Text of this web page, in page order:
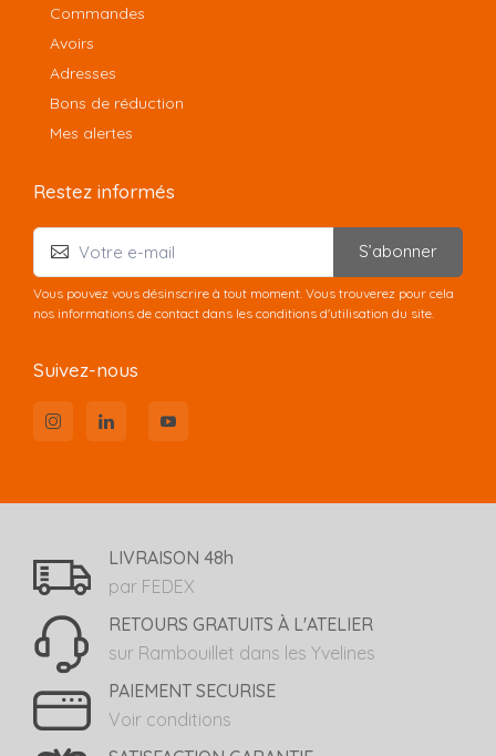
Commandes
Avoirs
Adresses
Bons de réduction
Mes alertes
Restez informés
S’abonner
Vous pouvez vous désinscrire à tout moment. Vous trouverez pour cela
nos informations de contact dans les conditions d'utilisation du site.
Suivez-nous
LIVRAISON 48h
par FEDEX
RETOURS GRATUITS À L'ATELIER
sur Rambouillet dans les Yvelines
PAIEMENT SECURISE
Voir conditions